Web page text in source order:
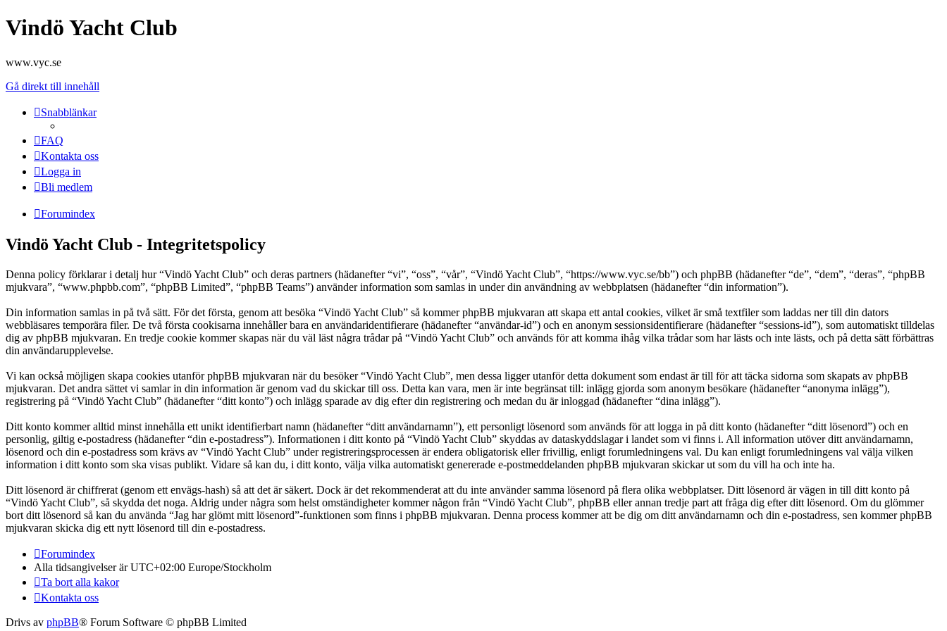
Vindö Yacht Club
www.vyc.se
Gå direkt till innehåll
Snabblänkar
FAQ
Kontakta oss
Logga in
Bli medlem
Forumindex
Vindö Yacht Club - Integritetspolicy
Denna policy förklarar i detalj hur “Vindö Yacht Club” och deras partners (hädanefter “vi”, “oss”, “vår”, “Vindö Yacht Club”, “https://www.vyc.se/bb”) och phpBB (hädanefter “de”, “dem”, “deras”, “phpBB
mjukvara”, “www.phpbb.com”, “phpBB Limited”, “phpBB Teams”) använder information som samlas in under din användning av webbplatsen (hädanefter “din information”).
Din information samlas in på två sätt. För det första, genom att besöka “Vindö Yacht Club” så kommer phpBB mjukvaran att skapa ett antal cookies, vilket är små textfiler som laddas ner till din dators
webbläsares temporära filer. De två första cookisarna innehåller bara en användaridentifierare (hädanefter “användar-id”) och en anonym sessionsidentifierare (hädanefter “sessions-id”), som automatiskt tilldelas
dig av phpBB mjukvaran. En tredje cookie kommer skapas när du väl läst några trådar på “Vindö Yacht Club” och används för att komma ihåg vilka trådar som har lästs och inte lästs, och på detta sätt förbättras
din användarupplevelse.
Vi kan också möjligen skapa cookies utanför phpBB mjukvaran när du besöker “Vindö Yacht Club”, men dessa ligger utanför detta dokument som endast är till för att täcka sidorna som skapats av phpBB
mjukvaran. Det andra sättet vi samlar in din information är genom vad du skickar till oss. Detta kan vara, men är inte begränsat till: inlägg gjorda som anonym besökare (hädanefter “anonyma inlägg”),
registrering på “Vindö Yacht Club” (hädanefter “ditt konto”) och inlägg sparade av dig efter din registrering och medan du är inloggad (hädanefter “dina inlägg”).
Ditt konto kommer alltid minst innehålla ett unikt identifierbart namn (hädanefter “ditt användarnamn”), ett personligt lösenord som används för att logga in på ditt konto (hädanefter “ditt lösenord”) och en
personlig, giltig e-postadress (hädanefter “din e-postadress”). Informationen i ditt konto på “Vindö Yacht Club” skyddas av dataskyddslagar i landet som vi finns i. All information utöver ditt användarnamn,
lösenord och din e-postadress som krävs av “Vindö Yacht Club” under registreringsprocessen är endera obligatorisk eller frivillig, enligt forumledningens val. Du kan enligt forumledningens val välja vilken
information i ditt konto som ska visas publikt. Vidare så kan du, i ditt konto, välja vilka automatiskt genererade e-postmeddelanden phpBB mjukvaran skickar ut som du vill ha och inte ha.
Ditt lösenord är chiffrerat (genom ett envägs-hash) så att det är säkert. Dock är det rekommenderat att du inte använder samma lösenord på flera olika webbplatser. Ditt lösenord är vägen in till ditt konto på
“Vindö Yacht Club”, så skydda det noga. Aldrig under några som helst omständigheter kommer någon från “Vindö Yacht Club”, phpBB eller annan tredje part att fråga dig efter ditt lösenord. Om du glömmer
bort ditt lösenord så kan du använda “Jag har glömt mitt lösenord”-funktionen som finns i phpBB mjukvaran. Denna process kommer att be dig om ditt användarnamn och din e-postadress, sen kommer phpBB
mjukvaran skicka dig ett nytt lösenord till din e-postadress.
Forumindex
Alla tidsangivelser är UTC+02:00 Europe/Stockholm
Ta bort alla kakor
Kontakta oss
Drivs av phpBB® Forum Software © phpBB Limited